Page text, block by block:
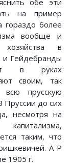
обе эти
на пример
гораздо более
вообще и
хозяйства в
и Гейдебранды
в руках
своим, так
всю прусскую
Пруссии до сих
несмотря на
таким, что
А Р
1905 г.